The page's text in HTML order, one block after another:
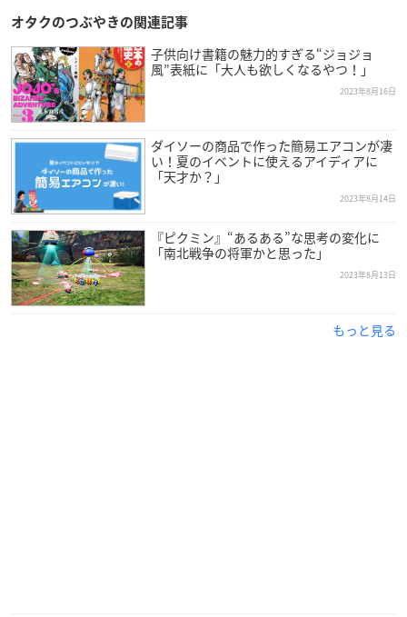
オタクのつぶやきの関連記事
子供向け書籍の魅力的すぎる“ジョジョ
風”表紙に「大人も欲しくなるやつ！」
2023年8月16日
ダイソーの商品で作った簡易エアコンが凄
い！夏のイベントに使えるアイディアに
「天才か？」
2023年8月14日
『ピクミン』“あるある”な思考の変化に
「南北戦争の将軍かと思った」
2023年8月13日
もっと見る